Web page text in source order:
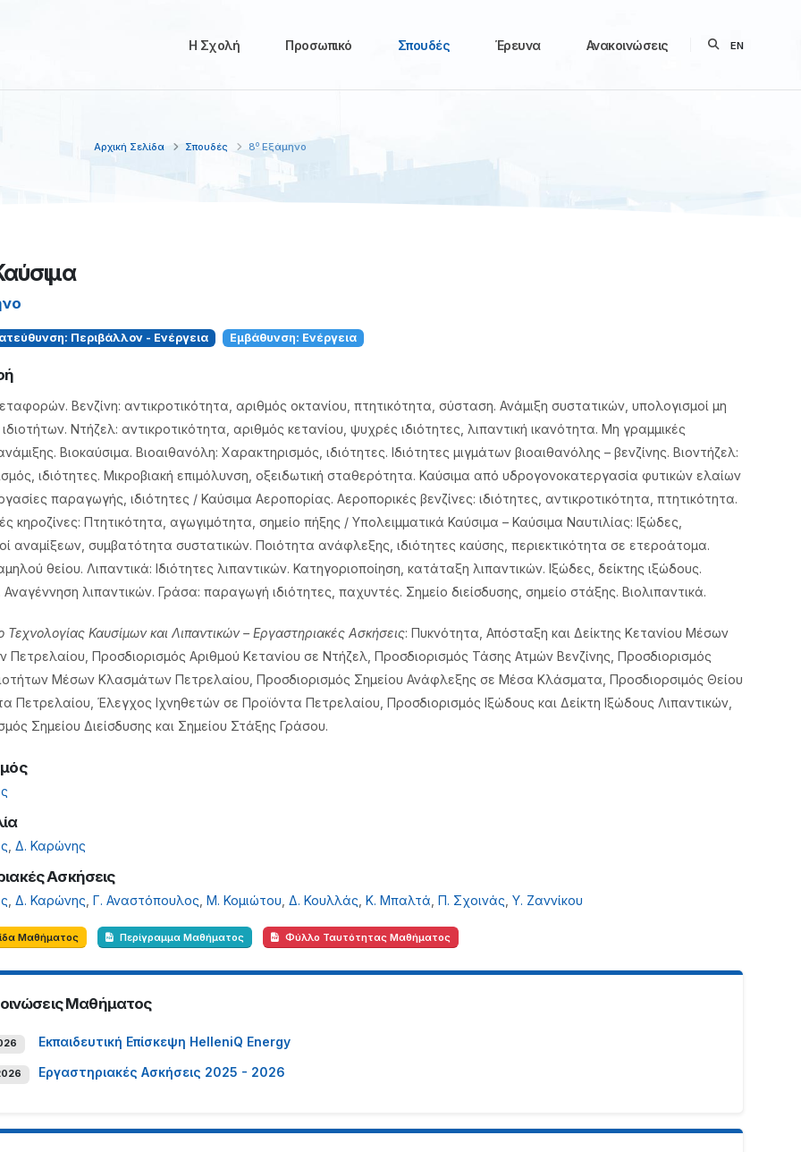
Η Σχολή Προσωπικό Σπουδές Έρευνα Ανακοινώσεις EN
Αρχική Σελίδα Σπουδές 8ο Εξάμηνο
Περιβάλλον - Ενέργεια Εμβάθυνση: Ενέργεια
Bενζίνη: αντικροτικότητα, αριθμός οκτανίου, πτητικότητα, σύσταση. Ανάμιξη συστατικών, υπολογισμοί μη
Ντήζελ: αντικροτικότητα, αριθμός κετανίου, ψυχρές ιδιότητες, λιπαντική ικανότητα. Μη γραμμικές
Βιοκαύσιμα. Βιοαιθανόλη: Χαρακτηρισμός, ιδιότητες. Ιδιότητες μιγμάτων βιοαιθανόλης – βενζίνης. Βιοντήζελ:
ιδιότητες. Μικροβιακή επιμόλυνση, οξειδωτική σταθερότητα. Καύσιμα από υδρογονοκατεργασία φυτικών ελαίων
παραγωγής, ιδιότητες / Καύσιμα Αεροπορίας. Αεροπορικές βενζίνες: ιδιότητες, αντικροτικότητα, πτητικότητα.
κηροζίνες: Πτητικότητα, αγωγιμότητα, σημείο πήξης / Υπολειμματικά Καύσιμα – Καύσιμα Ναυτιλίας: Ιξώδες,
αναμίξεων, συμβατότητα συστατικών. Ποιότητα ανάφλεξης, ιδιότητες καύσης, περιεκτικότητα σε ετεροάτομα.
θείου. Λιπαντικά: Ιδιότητες λιπαντικών. Κατηγοριοποίηση, κατάταξη λιπαντικών. Ιξώδες, δείκτης ιξώδους.
λιπαντικών. Γράσα: παραγωγή ιδιότητες, παχυντές. Σημείο διείσδυσης, σημείο στάξης. Βιολιπαντικά.
Τεχνολογίας Καυσίμων και Λιπαντικών – Εργαστηριακές Ασκήσεις: Πυκνότητα, Απόσταξη και Δείκτης Κετανίου Μέσων
Προσδιορισμός Αριθμού Κετανίου σε Ντήζελ, Προσδιορισμός Τάσης Ατμών Βενζίνης, Προσδιορισμός
Μέσων Κλασμάτων Πετρελαίου, Προσδιορισμός Σημείου Ανάφλεξης σε Μέσα Κλάσματα, Προσδιορσιμός Θείου
Πετρελαίου, Έλεγχος Ιχνηθετών σε Προϊόντα Πετρελαίου, Προσδιορισμός Ιξώδους και Δείκτη Ιξώδους Λιπαντικών,
Σημείου Διείσδυσης και Σημείου Στάξης Γράσου.
Δ. Καρώνης
Ασκήσεις
Δ. Καρώνης Γ. Αναστόπουλος Μ. Κομιώτου Δ. Κουλλάς Κ. Μπαλτά Π. Σχοινάς Υ. Ζαννίκου
Μαθήματος Περίγραμμα Μαθήματος Φύλλο Ταυτότητας Μαθήματος
Μαθήματος
Εκπαιδευτική Επίσκεψη HelleniQ Energy
Εργαστηριακές Ασκήσεις 2025 - 2026